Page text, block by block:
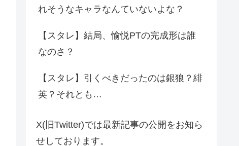
れそうなキャラなんていないよな？
【スタレ】結局、愉悦PTの完成形は誰
なのさ？
【スタレ】引くべきだったのは銀狼？緋
英？それとも…
X(旧Twitter)では最新記事の公開をお知ら
せしております。